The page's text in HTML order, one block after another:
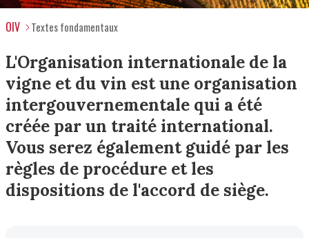
OIV Textes fondamentaux
L'Organisation internationale de la
vigne et du vin est une organisation
intergouvernementale qui a été
créée par un traité international.
Vous serez également guidé par les
règles de procédure et les
dispositions de l'accord de siège.